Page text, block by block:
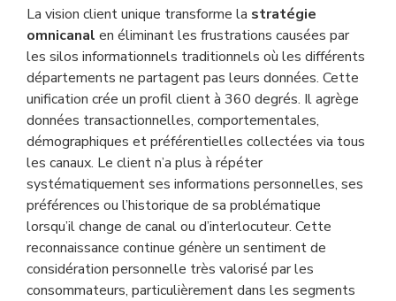
La vision client unique transforme la stratégie
omnicanal en éliminant les frustrations causées par
les silos informationnels traditionnels où les différents
départements ne partagent pas leurs données. Cette
unification crée un profil client à 360 degrés. Il agrège
données transactionnelles, comportementales,
démographiques et préférentielles collectées via tous
les canaux. Le client n’a plus à répéter
systématiquement ses informations personnelles, ses
préférences ou l’historique de sa problématique
lorsqu’il change de canal ou d’interlocuteur. Cette
reconnaissance continue génère un sentiment de
considération personnelle très valorisé par les
consommateurs, particulièrement dans les segments